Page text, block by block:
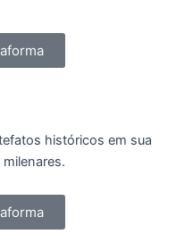
históricos em sua